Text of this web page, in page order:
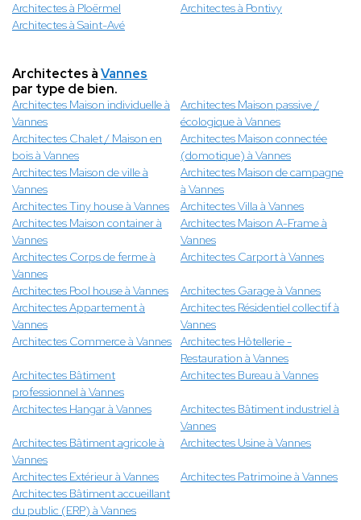
Architectes à Ploërmel
Architectes à Pontivy
Architectes à Saint-Avé
Architectes àVannes
par type de bien.
Architectes Maison individuelle à
Vannes
Architectes Maison passive /
écologique à Vannes
Architectes Chalet / Maison en
bois à Vannes
Architectes Maison connectée
(domotique) à Vannes
Architectes Maison de ville à
Vannes
Architectes Maison de campagne
à Vannes
Architectes Tiny house à Vannes
Architectes Villa à Vannes
Architectes Maison container à
Vannes
Architectes Maison A-Frame à
Vannes
Architectes Corps de ferme à
Vannes
Architectes Carport à Vannes
Architectes Pool house à Vannes
Architectes Garage à Vannes
Architectes Appartement à
Vannes
Architectes Résidentiel collectif à
Vannes
Architectes Commerce à Vannes
Architectes Hôtellerie -
Restauration à Vannes
Architectes Bâtiment
professionnel à Vannes
Architectes Bureau à Vannes
Architectes Hangar à Vannes
Architectes Bâtiment industriel à
Vannes
Architectes Bâtiment agricole à
Vannes
Architectes Usine à Vannes
Architectes Extérieur à Vannes
Architectes Patrimoine à Vannes
Architectes Bâtiment accueillant
du public (ERP) à Vannes